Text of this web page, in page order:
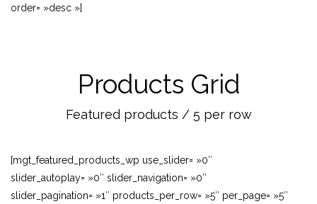
order= »desc »]
Products Grid
Featured products / 5 per row
[mgt_featured_products_wp use_slider= »0″
slider_autoplay= »0″ slider_navigation= »0″
slider_pagination= »1″ products_per_row= »5″ per_page= »5″